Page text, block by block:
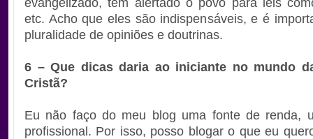
evangelizado, têm alertado o povo para leis
etc. Acho que eles são indispensáveis, e é
pluralidade de opiniões e doutrinas.
6 – Que dicas daria ao iniciante no mundo
Cristã?
Eu não faço do meu blog uma fonte de renda,
profissional. Por isso, posso blogar o que eu